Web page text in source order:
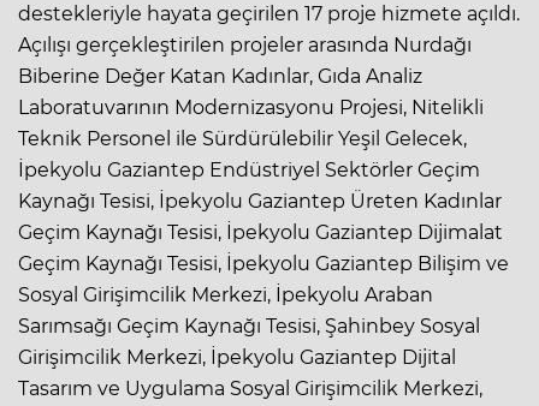
destekleriyle hayata geçirilen 17 proje hizmete açıldı.
Açılışı gerçekleştirilen projeler arasında Nurdağı
Biberine Değer Katan Kadınlar, Gıda Analiz
Laboratuvarının Modernizasyonu Projesi, Nitelikli
Teknik Personel ile Sürdürülebilir Yeşil Gelecek,
İpekyolu Gaziantep Endüstriyel Sektörler Geçim
Kaynağı Tesisi, İpekyolu Gaziantep Üreten Kadınlar
Geçim Kaynağı Tesisi, İpekyolu Gaziantep Dijimalat
Geçim Kaynağı Tesisi, İpekyolu Gaziantep Bilişim ve
Sosyal Girişimcilik Merkezi, İpekyolu Araban
Sarımsağı Geçim Kaynağı Tesisi, Şahinbey Sosyal
Girişimcilik Merkezi, İpekyolu Gaziantep Dijital
Tasarım ve Uygulama Sosyal Girişimcilik Merkezi,